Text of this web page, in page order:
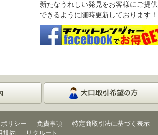
新たなうれしい発見をお客様にご提供
できるように随時更新しております！
リシー 免責事項
特定商取引法に基づく表示
規約 リクルート